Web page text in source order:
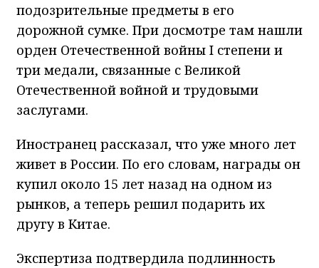
подозрительные предметы в его
дорожной сумке. При досмотре там нашли
орден Отечественной войны I степени и
три медали, связанные с Великой
Отечественной войной и трудовыми
заслугами.
Иностранец рассказал, что уже много лет
живет в России. По его словам, награды он
купил около 15 лет назад на одном из
рынков, а теперь решил подарить их
другу в Китае.
Экспертиза подтвердила подлинность